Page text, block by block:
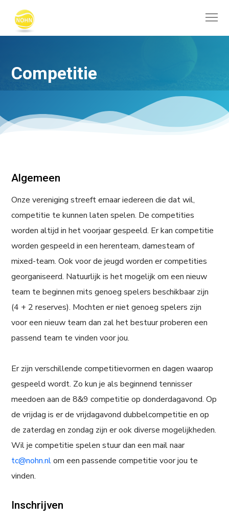
Competitie
Algemeen
Onze vereniging streeft ernaar iedereen die dat wil,
competitie te kunnen laten spelen. De competities
worden altijd in het voorjaar gespeeld. Er kan competitie
worden gespeeld in een herenteam, damesteam of
mixed-team. Ook voor de jeugd worden er competities
georganiseerd. Natuurlijk is het mogelijk om een nieuw
team te beginnen mits genoeg spelers beschikbaar zijn
(4 + 2 reserves). Mochten er niet genoeg spelers zijn
voor een nieuw team dan zal het bestuur proberen een
passend team te vinden voor jou.
Er zijn verschillende competitievormen en dagen waarop
gespeeld wordt. Zo kun je als beginnend tennisser
meedoen aan de 8&9 competitie op donderdagavond. Op
de vrijdag is er de vrijdagavond dubbelcompetitie en op
de zaterdag en zondag zijn er ook diverse mogelijkheden.
Wil je competitie spelen stuur dan een mail naar
tc@nohn.nlom een passende competitie voor jou te
vinden.
Inschrijven